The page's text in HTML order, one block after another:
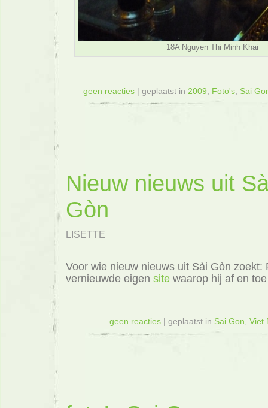
18A Nguyen Thi Minh Khai
geen reacties | geplaatst in 2009 Foto's Sai
Nieuw nieuws uit
Gòn
LISETTE
Voor wie nieuw nieuws uit Sài Gòn zoekt:
vernieuwde eigen site waarop hij af en toe
geen reacties| geplaatst in Sai Gon, Viet